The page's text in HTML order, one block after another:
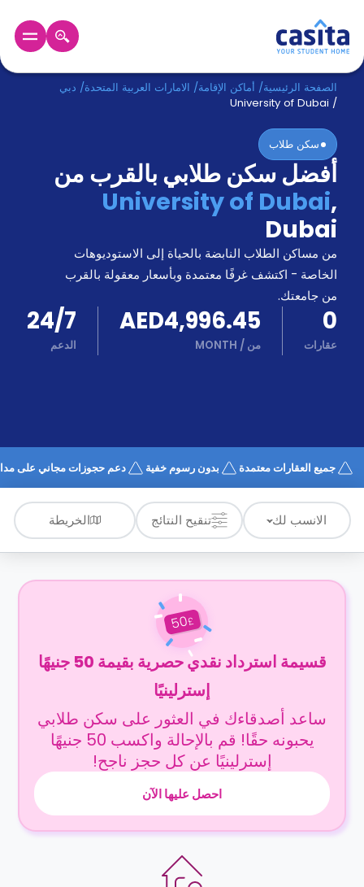
الرئيسية عربي AED
دخول
حجز
السكن
من
نحن؟
المدونة
أخبر
أصدقائك
و
اكسب
كن
شريكا
الدعم
كيف
تعمل؟
الأسئلة
الشائعة
الصفحة الرئيسية/ أماكن الإقامة/ الامارات العربية المتحدة/ دبي
/
University of Dubai
سكن طلاب
أفضل سكن طلابي بالقرب من
University of Dubai,
Dubai
من مساكن الطلاب النابضة بالحياة إلى الاستوديوهات
الخاصة - اكتشف غرفًا معتمدة وبأسعار معقولة بالقرب
من جامعتك.
0
عقارات
AED4,996.45
من /
MONTH
24/7
الدعم
جميع العقارات معتمدة بدون رسوم خفية دعم حجوزات مجاني على مدار
الانسب لك تنقيح النتائج الخريطة
£
50
قسيمة استرداد نقدي حصرية بقيمة 50 جنيهًا
إسترلينيًا
ساعد أصدقاءك في العثور على سكن طلابي
يحبونه حقًا! قم بالإحالة واكسب 50 جنيهًا
إسترلينيًا عن كل حجز ناجح!
احصل عليها الآن